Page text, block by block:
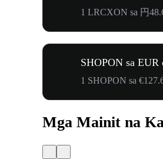
1 LRCXON sa 円
SHOPON sa EUR
1 SHOPON sa
Mga Mainit na